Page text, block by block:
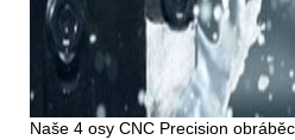
Naše 4 osy CNC Precision